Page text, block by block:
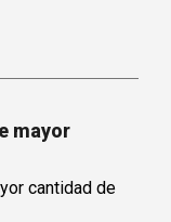
mayor